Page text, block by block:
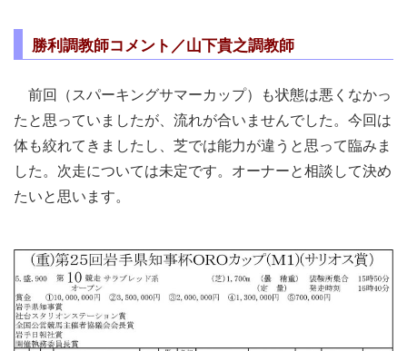
勝利調教師コメント／山下貴之調教師
前回（スパーキングサマーカップ）も状態は悪くなかっ
たと思っていましたが、流れが合いませんでした。今回は
体も絞れてきましたし、芝では能力が違うと思って臨みま
した。次走については未定です。オーナーと相談して決め
たいと思います。